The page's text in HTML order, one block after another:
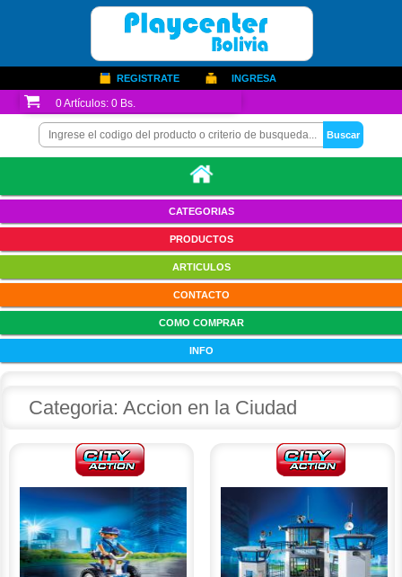
REGISTRATE INGRESA
0Artículos:0 Bs.
CATEGORIAS
PRODUCTOS
ARTICULOS
CONTACTO
COMO COMPRAR
INFO
Categoria: Accion en la Ciudad